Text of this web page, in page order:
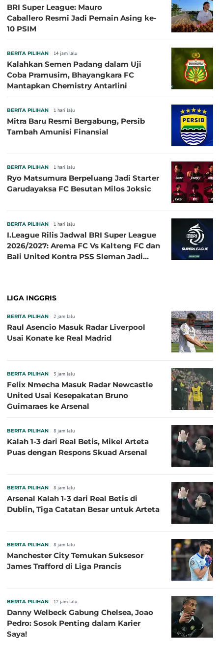
BRI Super League: Mauro
Caballero Resmi Jadi Pemain Asing ke-
10 PSIM
BERITA PILIHAN 14 jam lalu
Kalahkan Semen Padang dalam Uji
Coba Pramusim, Bhayangkara FC
Mantapkan Chemistry Antarlini
BERITA PILIHAN 1 hari lalu
Mitra Baru Resmi Bergabung, Persib
Tambah Amunisi Finansial
BERITA PILIHAN 1 hari lalu
Ryo Matsumura Berpeluang Jadi Starter
Garudayaksa FC Besutan Milos Joksic
BERITA PILIHAN 1 hari lalu
I.League Rilis Jadwal BRI Super League
2026/2027: Arema FC Vs Kalteng FC dan
Bali United Kontra PSS Sleman Jadi
LIGA INGGRIS
BERITA PILIHAN 2 jam lalu
Raul Asencio Masuk Radar Liverpool
Usai Konate ke Real Madrid
BERITA PILIHAN 3 jam lalu
Felix Nmecha Masuk Radar Newcastle
United Usai Kesepakatan Bruno
Guimaraes ke Arsenal
BERITA PILIHAN 8 jam lalu
Kalah 1-3 dari Real Betis, Mikel Arteta
Puas dengan Respons Skuad Arsenal
BERITA PILIHAN 8 jam lalu
Arsenal Kalah 1-3 dari Real Betis di
Dublin, Tiga Catatan Besar untuk Arteta
BERITA PILIHAN 8 jam lalu
Manchester City Temukan Suksesor
James Trafford di Liga Prancis
BERITA PILIHAN 12 jam lalu
Danny Welbeck Gabung Chelsea, Joao
Pedro: Sosok Penting dalam Karier
Saya!